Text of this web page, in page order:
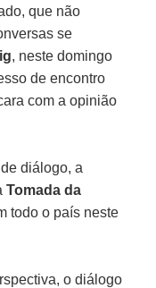
que não
se
, neste domingo
de encontro
com a opinião
diálogo, a
Tomada da
todo o país neste
o diálogo